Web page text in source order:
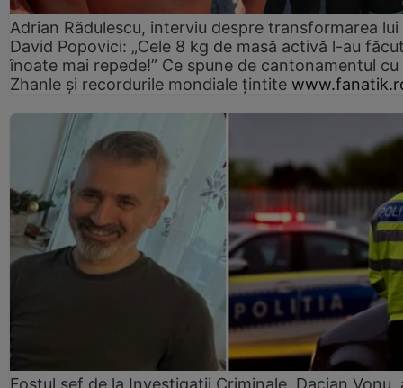
Adrian Rădulescu, interviu despre transformarea lui
David Popovici: „Cele 8 kg de masă activă l-au
înoate mai repede!” Ce spune de cantonamentul cu
Zhanle şi recordurile mondiale ţintite